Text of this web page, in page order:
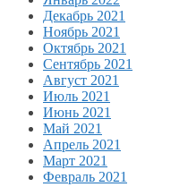
Декабрь 2021
Ноябрь 2021
Октябрь 2021
Сентябрь 2021
Август 2021
Июль 2021
Июнь 2021
Май 2021
Апрель 2021
Март 2021
Февраль 2021